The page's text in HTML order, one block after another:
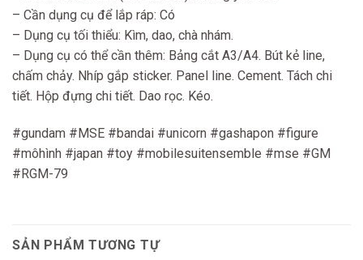
– Cần dụng cụ để lắp ráp: Có
– Dụng cụ tối thiểu: Kìm, dao, chà nhám.
– Dụng cụ có thể cần thêm: Bảng cắt A3/A4. Bút kẻ line,
chấm chảy. Nhíp gắp sticker. Panel line. Cement. Tách chi
tiết. Hộp đựng chi tiết. Dao rọc. Kéo.
#gundam #MSE #bandai #unicorn #gashapon #figure
#môhình #japan #toy #mobilesuitensemble #mse #GM
#RGM-79
SẢN PHẨM TƯƠNG TỰ